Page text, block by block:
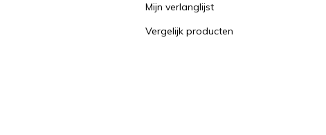
Mijn verlanglijst
Vergelijk producten